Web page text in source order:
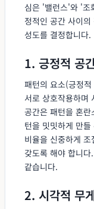
심은 '밸런스'와 '조
정적인 공간 사이
성도를 결정합니다.
1. 긍정적 공
패턴의 요소(긍정
서로 상호작용하며
공간은 패턴을 혼
턴을 밋밋하게 만
비율을 신중하게
갖도록 해야 합니
같습니다.
2. 시각적 무